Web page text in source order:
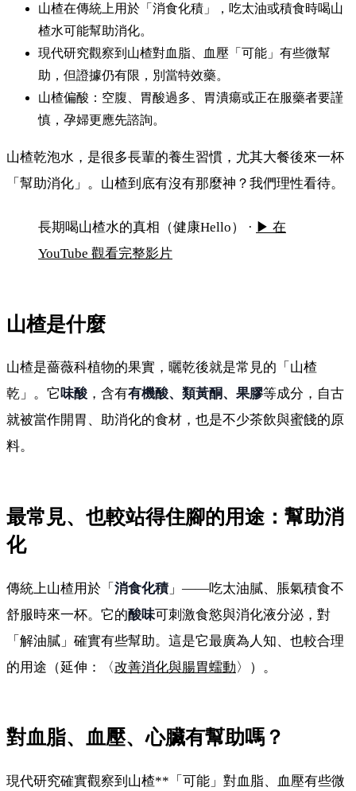
山楂在傳統上用於「消食化積」，吃太油或積食時喝山
楂水可能幫助消化。
現代研究觀察到山楂對血脂、血壓「可能」有些微幫
助，但證據仍有限，別當特效藥。
山楂偏酸：空腹、胃酸過多、胃潰瘍或正在服藥者要謹
慎，孕婦更應先諮詢。
山楂乾泡水，是很多長輩的養生習慣，尤其大餐後來一杯
「幫助消化」。山楂到底有沒有那麼神？我們理性看待。
長期用山楂乾泡水喝，身體會有哪些變化？
長期喝山楂水的真相（健康Hello） · ▶ 在
YouTube 觀看完整影片
山楂是什麼
山楂是薔薇科植物的果實，曬乾後就是常見的「山楂
乾」。它味酸 ，含有有機酸、類黃酮、果膠等成分，自古
就被當作開胃、助消化的食材，也是不少茶飲與蜜餞的原
料。
最常見、也較站得住腳的用途：幫助消
化
傳統上山楂用於「 消食化積」——吃太油膩、脹氣積食不
舒服時來一杯。它的酸味可刺激食慾與消化液分泌，對
「解油膩」確實有些幫助。這是它最廣為人知、也較合理
的用途（延伸：〈改善消化與腸胃蠕動〉）。
對血脂、血壓、心臟有幫助嗎？
現代研究確實觀察到山楂**「可能」對血脂、血壓有些微